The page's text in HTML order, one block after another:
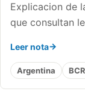
Explicacion de
que consultan
Leer nota
Argentina